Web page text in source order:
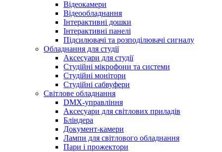
Відеокамери
Відеообладнання
Інтерактивні дошки
Інтерактивні панелі
Підсилювачі та розподілювачі сигналу
Обладнання для студії
Аксесуари для студії
Студійні мікрофони та системи
Студійні монітори
Студійні сабвуфери
Світлове обладнання
DMX-управління
Аксесуари для світлових приладів
Бліндера
Документ-камери
Лампи для світлового обладнання
Пари і прожектори